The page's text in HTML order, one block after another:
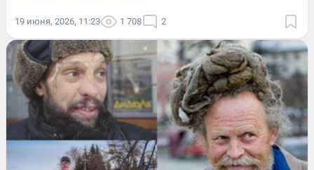
19 июня, 2026, 11:23 1 708 2